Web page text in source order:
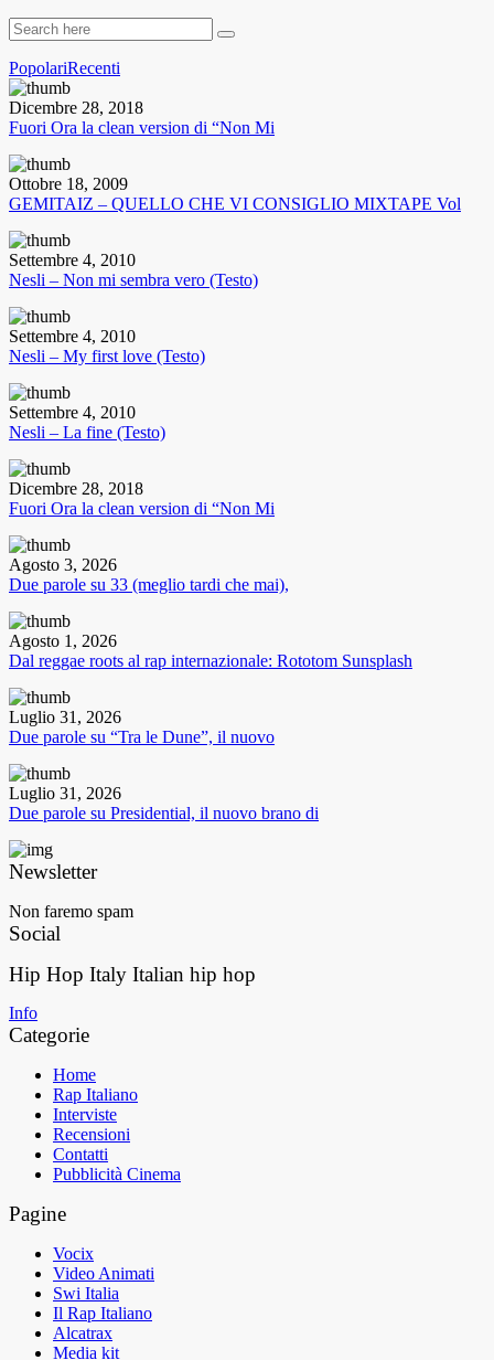
PopolariRecenti
Dicembre 28, 2018
Fuori Ora la clean version di “Non Mi
Ottobre 18, 2009
GEMITAIZ – QUELLO CHE VI CONSIGLIO MIXTAPE Vol
Settembre 4, 2010
Nesli – Non mi sembra vero (Testo)
Settembre 4, 2010
Nesli – My first love (Testo)
Settembre 4, 2010
Nesli – La fine (Testo)
Dicembre 28, 2018
Fuori Ora la clean version di “Non Mi
Agosto 3, 2026
Due parole su 33 (meglio tardi che mai),
Agosto 1, 2026
Dal reggae roots al rap internazionale: Rototom Sunsplash
Luglio 31, 2026
Due parole su “Tra le Dune”, il nuovo
Luglio 31, 2026
Due parole su Presidential, il nuovo brano di
Newsletter
Non faremo spam
Social
Hip Hop Italy Italian hip hop
Info
Categorie
Home
Rap Italiano
Interviste
Recensioni
Contatti
Pubblicità Cinema
Pagine
Vocix
Video Animati
Swi Italia
Il Rap Italiano
Alcatrax
Media kit